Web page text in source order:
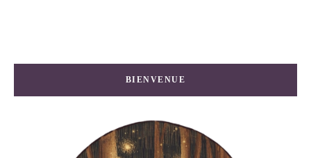
BIENVENUE